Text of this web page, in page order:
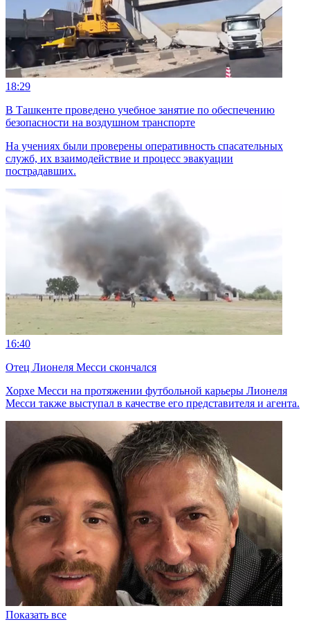
18:29
В Ташкенте проведено учебное занятие по обеспечению
безопасности на воздушном транспорте
На учениях были проверены оперативность спасательных
служб, их взаимодействие и процесс эвакуации
пострадавших.
16:40
Отец Лионеля Месси скончался
Хорхе Месси на протяжении футбольной карьеры Лионеля
Месси также выступал в качестве его представителя и агента.
Показать все